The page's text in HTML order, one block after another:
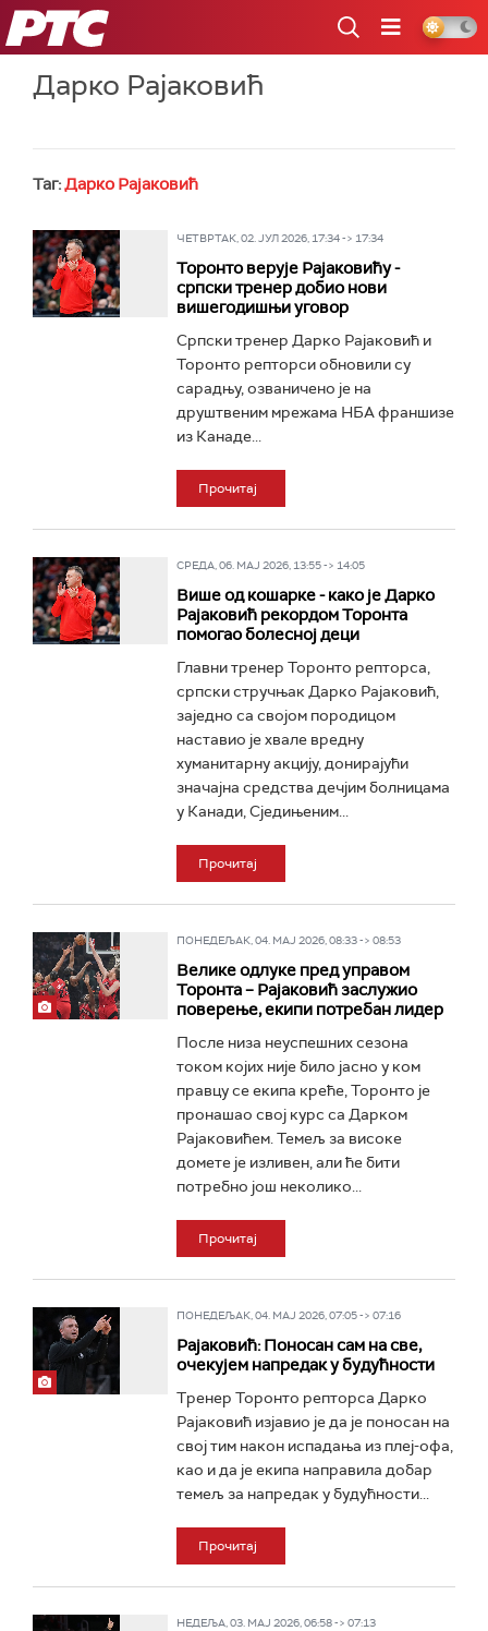
РТС
Дарко Рајаковић
Таг:Дарко Рајаковић
ЧЕТВРТАК, 02. ЈУЛ 2026, 17:34 -> 17:34
Торонто верује Рајаковићу -
српски тренер добио нови
вишегодишњи уговор
Српски тренер Дарко Рајаковић и
Торонто репторси обновили су
сарадњу, озваничено је на
друштвеним мрежама НБА франшизе
из Канаде...
Прочитај
СРЕДА, 06. МАЈ 2026, 13:55 -> 14:05
Више од кошарке - како је Дарко
Рајаковић рекордом Торонта
помогао болесној деци
Главни тренер Торонто репторса,
српски стручњак Дарко Рајаковић,
заједно са својом породицом
наставио је хвале вредну
хуманитарну акцију, донирајући
значајна средства дечјим болницама
у Канади, Сједињеним...
Прочитај
ПОНЕДЕЉАК, 04. МАЈ 2026, 08:33 -> 08:53
Велике одлуке пред управом
Торонта – Рајаковић заслужио
поверење, екипи потребан лидер
После низа неуспешних сезона
током којих није било јасно у ком
правцу се екипа креће, Торонто је
пронашао свој курс са Дарком
Рајаковићем. Темељ за високе
домете је изливен, али ће бити
потребно још неколико...
Прочитај
ПОНЕДЕЉАК, 04. МАЈ 2026, 07:05 -> 07:16
Рајаковић: Поносан сам на све,
очекујем напредак у будућности
Тренер Торонто репторса Дарко
Рајаковић изјавио је да је поносан на
свој тим након испадања из плеј-офа,
као и да је екипа направила добар
темељ за напредак у будућности...
Прочитај
НЕДЕЉА, 03. МАЈ 2026, 06:58 -> 07:13